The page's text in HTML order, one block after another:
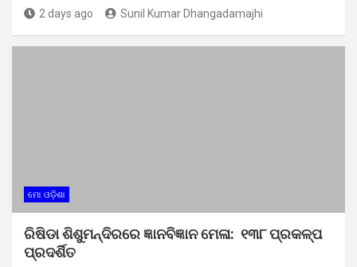
2 days ago Sunil Kumar Dhangadamajhi
ମୋ ଓଡ଼ିଶା
ରିଷିଡା ଶିଶୁମନ୍ଦିରରେ ଜ୍ଞାନବିଜ୍ଞାନ ମେଳା: ୧୩୮ ପ୍ରକଳ୍ପ
ପ୍ରଦର୍ଶିତ